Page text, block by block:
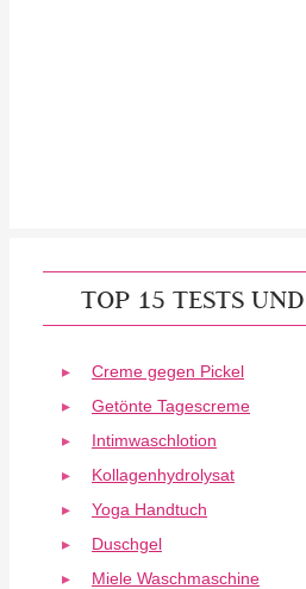
TOP 15 TESTS
Creme gegen Pickel
Getönte Tagescreme
Intimwaschlotion
Kollagenhydrolysat
Yoga Handtuch
Duschgel
Miele Waschmaschine